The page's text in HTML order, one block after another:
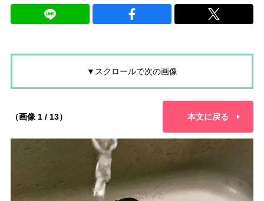
▼スクロールで次の画像
（画像 1 / 13） 本文に戻る